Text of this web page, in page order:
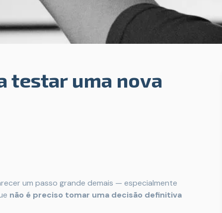
testar uma nova
um passo grande demais — especialmente
não é preciso tomar uma decisão definitiva